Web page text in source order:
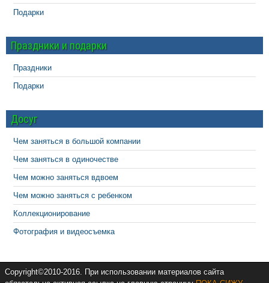
Подарки
Праздники и подарки
Праздники
Подарки
Досуг
Чем заняться в большой компании
Чем заняться в одиночестве
Чем можно заняться вдвоем
Чем можно заняться с ребенком
Коллекционирование
Фотография и видеосъемка
Copyright©2010-2016. При использовании материалов сайта